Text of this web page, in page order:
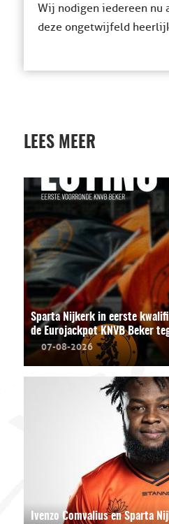
Wij nodigen iedereen nu
deze ongetwijfeld
LEES MEER
Sparta Nijkerk in eerste
de Eurojackpot KNVB Beker
07-08-2026
Ivenzo Comvalius en Sparta